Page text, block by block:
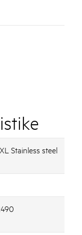
Stainless steel